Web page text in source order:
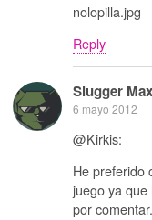
nolopilla.jpg
Reply
Slugger
6 mayo 2012
@Kirkis:
He preferido
juego ya
por comentar.